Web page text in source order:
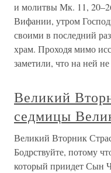
и молитвы Мк. 11,
Вифании, утром
своими в последний
храм. Проходя мимо
заметили, что на ней не
Великий
седмицы
Великий Вторник
Бодрствуйте, потому
который приидет Сын